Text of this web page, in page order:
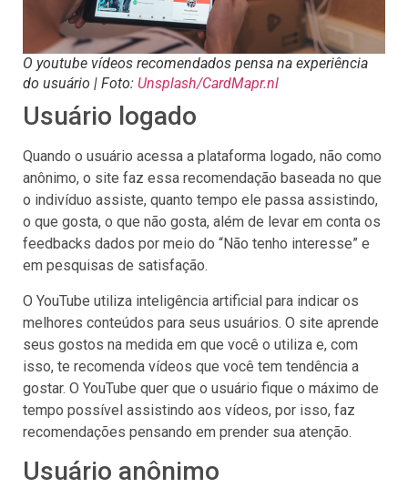
O youtube vídeos recomendados pensa na experiência
do usuário | Foto: Unsplash/CardMapr.nl
Usuário logado
Quando o usuário acessa a plataforma logado, não como
anônimo, o site faz essa recomendação baseada no que
o indivíduo assiste, quanto tempo ele passa assistindo,
o que gosta, o que não gosta, além de levar em conta os
feedbacks dados por meio do “Não tenho interesse” e
em pesquisas de satisfação.
O YouTube utiliza inteligência artificial para indicar os
melhores conteúdos para seus usuários. O site aprende
seus gostos na medida em que você o utiliza e, com
isso, te recomenda vídeos que você tem tendência a
gostar. O YouTube quer que o usuário fique o máximo de
tempo possível assistindo aos vídeos, por isso, faz
recomendações pensando em prender sua atenção.
Usuário anônimo